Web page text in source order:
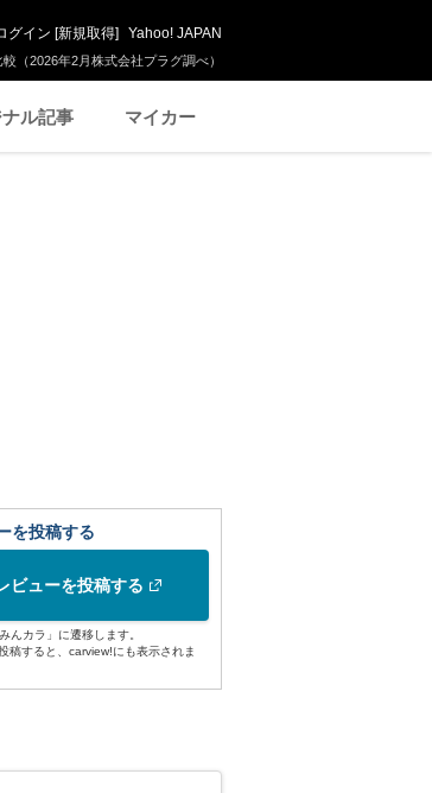
（2026年2月株式会社プラグ調べ）
グイン [新規取得] Yahoo! JAPAN
ル記事 マイカー
を投稿する
ビューを投稿する
んカラ」に遷移します。
稿すると、carview!にも表示されま